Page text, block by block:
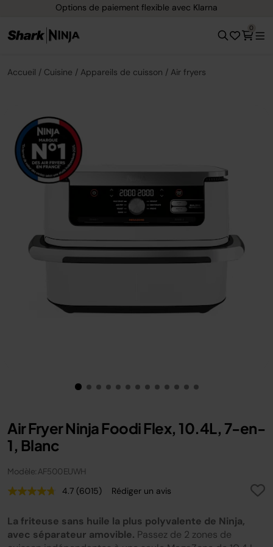
Options de paiement flexible avec Klarna
0
Accueil Cuisine Appareils de cuisson Air fryers
Air Fryer Ninja Foodi Flex, 10.4L, 7-en-
1, Blanc
Modèle: AF500EUWH
4.7 Lire
avis.
Lien
sur
la
(6015) Rédiger un avis
La friteuse sans huile la plus polyvalente de Ninja,
avec séparateur amovible. Passez de 2 zones de